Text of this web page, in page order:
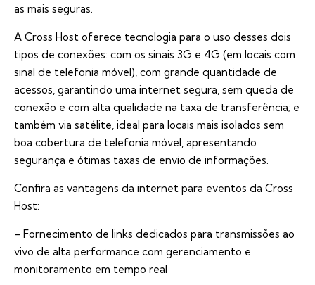
as mais seguras.
A Cross Host oferece tecnologia para o uso desses dois
tipos de conexões: com os sinais 3G e 4G (em locais com
sinal de telefonia móvel), com grande quantidade de
acessos, garantindo uma internet segura, sem queda de
conexão e com alta qualidade na taxa de transferência; e
também via satélite, ideal para locais mais isolados sem
boa cobertura de telefonia móvel, apresentando
segurança e ótimas taxas de envio de informações.
Confira as vantagens da internet para eventos da Cross
Host:
– Fornecimento de links dedicados para transmissões ao
vivo de alta performance com gerenciamento e
monitoramento em tempo real